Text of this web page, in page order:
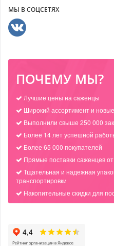
МЫ В СОЦСЕТЯХ
ПОЧЕМУ МЫ?
Лучшие цены на саженцы
Широкий ассортимент и
Выполнили свыше 250 000
Более 14 лет успешной
Более 65 000 покупателей
Прямые поставки саженцев
Тщательная и надежная
транспортировки
Накопительные скидки для